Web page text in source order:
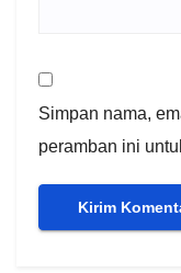
Simpan nama,
peramban ini